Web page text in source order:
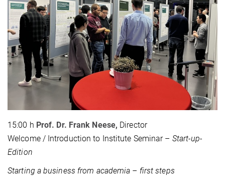
15:00 h Prof. Dr. Frank Neese, Director
Welcome / Introduction to Institute Seminar – Start-up-
Edition
Starting a business from academia – first steps